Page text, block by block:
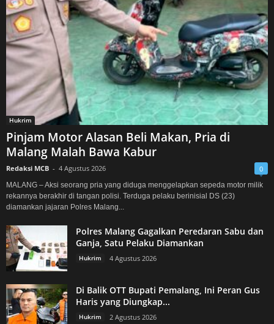
Hukrim
Pinjam Motor Alasan Beli Makan, Pria di
Malang Malah Bawa Kabur
Redaksi MCB - 4 Agustus 2026 0
MALANG – Aksi seorang pria yang diduga menggelapkan sepeda motor milik
rekannya berakhir di tangan polisi. Terduga pelaku berinisial DS (23)
diamankan jajaran Polres Malang...
Polres Malang Gagalkan Peredaran Sabu dan
Ganja, Satu Pelaku Diamankan
Hukrim 4 Agustus 2026
Di Balik OTT Bupati Pemalang, Ini Peran Gus
Haris yang Diungkap...
Hukrim 2 Agustus 2026